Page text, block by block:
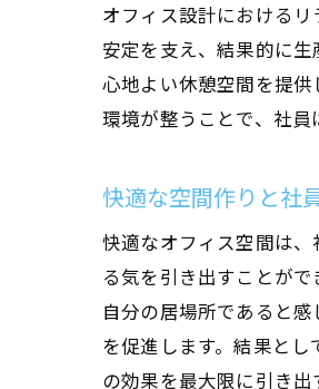
オフィス設計における
安定を支え、結果的に
心地よい休憩空間を提
環境が整うことで、社員
快適な空間作りと社
快適なオフィス空間は
る気を引き出すことが
自分の居場所であると
を促進します。結果と
の効果を最大限に引き出